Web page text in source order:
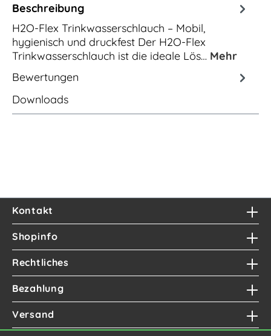
Beschreibung
H2O-Flex Trinkwasserschlauch – Mobil,
hygienisch und druckfest Der H2O-Flex
Trinkwasserschlauch ist die ideale Lös… Mehr
Bewertungen
Downloads
Kontakt
Shopinfo
Rechtliches
Bezahlung
Versand